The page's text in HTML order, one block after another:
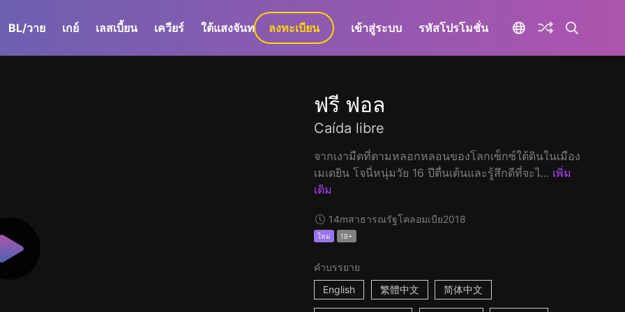
BL/วาย เกย์ เลสเบี้ยน เควียร์ ใต้แสงจันทร์ GaLa+
ลงทะเบียน เข้าสู่ระบบ รหัสโปรโมชั่น
ฟรี ฟอล
Caída libre
จากเงามืดที่ตามหลอกหลอนของโลกเซ็กซ์ใต้ดินในเมือง
เมเดยิน โจนี่หนุ่มวัย 16 ปีตื่นเต้นและรู้สึกดีที่จะไ... เพิ่ม
เติม
14mสาธารณรัฐโคลอมเบีย2018
ใหม่ 18+
คำบรรยาย
English
繁體中文 简体中文